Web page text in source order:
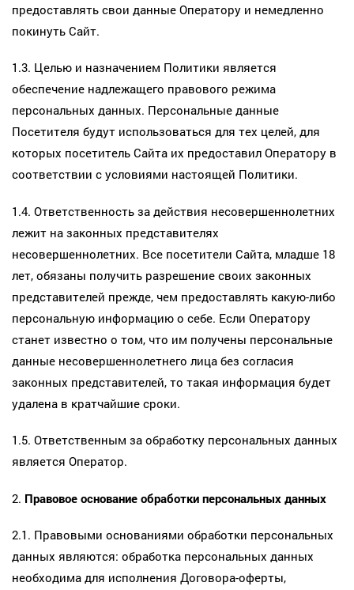
предоставлять свои данные Оператору и немедленно
покинуть Сайт.
1.3. Целью и назначением Политики является
обеспечение надлежащего правового режима
персональных данных. Персональные данные
Посетителя будут использоваться для тех целей, для
которых посетитель Сайта их предоставил Оператору в
соответствии с условиями настоящей Политики.
1.4. Ответственность за действия несовершеннолетних
лежит на законных представителях
несовершеннолетних. Все посетители Сайта, младше 18
лет, обязаны получить разрешение своих законных
представителей прежде, чем предоставлять какую-либо
персональную информацию о себе. Если Оператору
станет известно о том, что им получены персональные
данные несовершеннолетнего лица без согласия
законных представителей, то такая информация будет
удалена в кратчайшие сроки.
1.5. Ответственным за обработку персональных данных
является Оператор.
2. Правовое основание обработки персональных данных
2.1. Правовыми основаниями обработки персональных
данных являются: обработка персональных данных
необходима для исполнения Договора-оферты,